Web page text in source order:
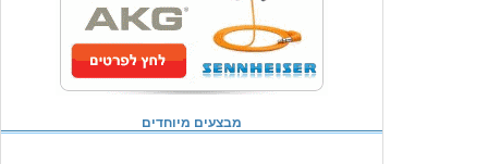
מבצעים מיוחדים